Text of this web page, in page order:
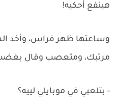
هينفع أحكيه!
وساعتها ظهر فراس، وأخد
مرتبك، ومتعصب وقال
- بتلعبي في موبايلي لييه؟